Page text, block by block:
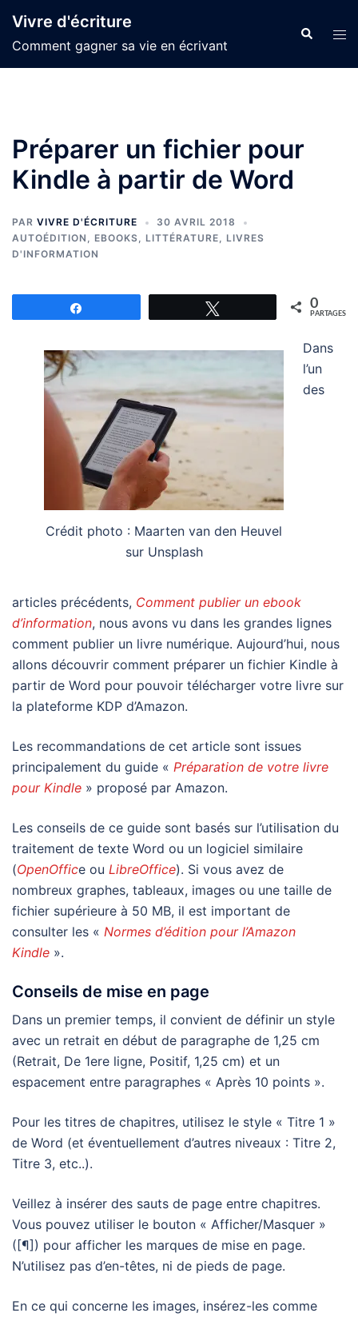
contenu
Vivre d'écriture
Comment gagner sa vie en écrivant
Préparer un fichier pour
Kindle à partir de Word
PAR VIVRE D'ÉCRITURE
30 AVRIL 2018
AUTOÉDITION , EBOOKS, LITTÉRATURE, LIVRES
D'INFORMATION
0
PARTAGES
Crédit photo : Maarten van den Heuvel
sur Unsplash
Dans
l’un
des
articles précédents, Comment publier un ebook
d’information, nous avons vu dans les grandes lignes
comment publier un livre numérique. Aujourd’hui, nous
allons découvrir comment préparer un fichier Kindle à
partir de Word pour pouvoir télécharger votre livre sur
la plateforme KDP d’Amazon.
Les recommandations de cet article sont issues
principalement du guide « Préparation de votre livre
pour Kindle » proposé par Amazon.
Les conseils de ce guide sont basés sur l’utilisation du
traitement de texte Word ou un logiciel similaire
(OpenOffice ou LibreOffice). Si vous avez de
nombreux graphes, tableaux, images ou une taille de
fichier supérieure à 50 MB, il est important de
consulter les « Normes d’édition pour l’Amazon
Kindle ».
Conseils de mise en page
Dans un premier temps, il convient de définir un style
avec un retrait en début de paragraphe de 1,25 cm
(Retrait, De 1ere ligne, Positif, 1,25 cm) et un
espacement entre paragraphes « Après 10 points ».
Pour les titres de chapitres, utilisez le style « Titre 1 »
de Word (et éventuellement d’autres niveaux : Titre 2,
Titre 3, etc..).
Veillez à insérer des sauts de page entre chapitres.
Vous pouvez utiliser le bouton « Afficher/Masquer »
([¶]) pour afficher les marques de mise en page.
N’utilisez pas d’en-têtes, ni de pieds de page.
En ce qui concerne les images, insérez-les comme